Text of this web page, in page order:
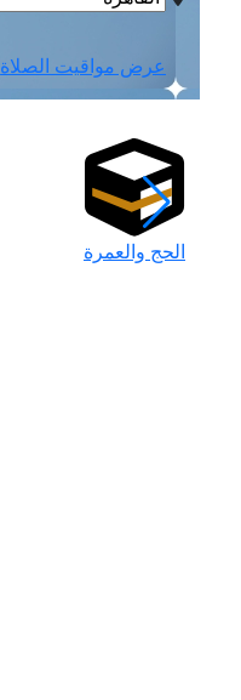
عرض مواقيت الصلاة
الحج والعمرة